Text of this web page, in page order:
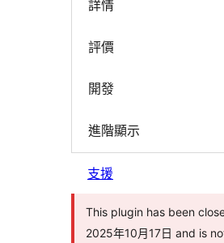
詳情
評價
開發
進階顯示
支援
This plugin has been
2025年10月17日 and is